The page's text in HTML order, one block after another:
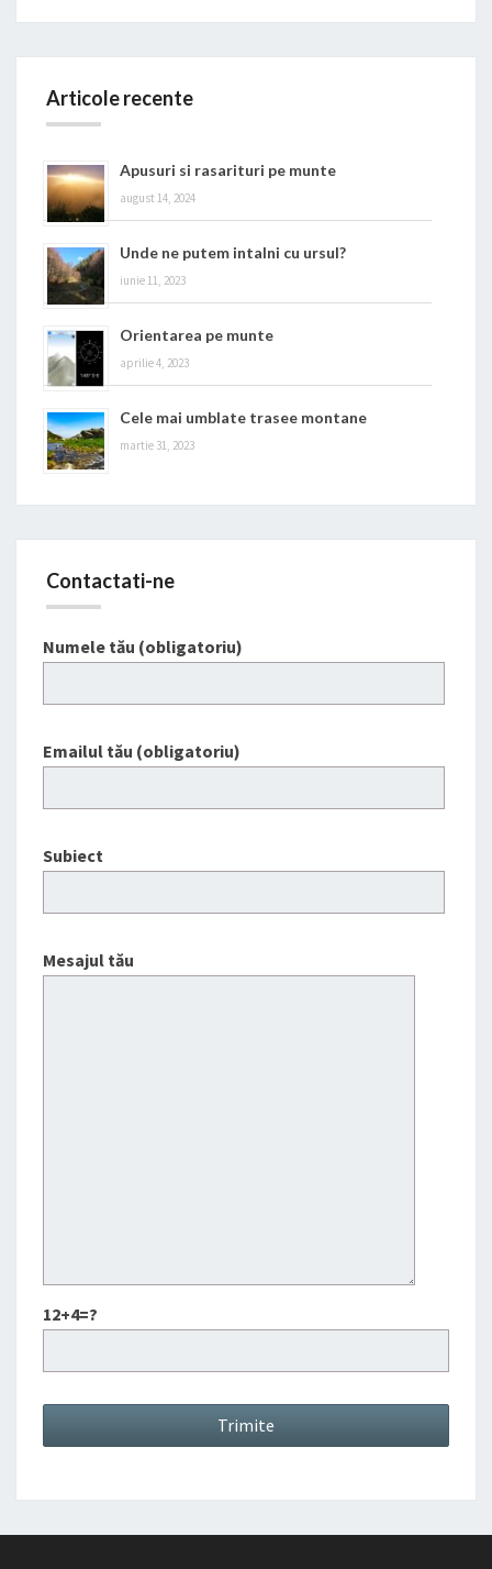
Articole recente
Apusuri si rasarituri pe munte
august 14, 2024
Unde ne putem intalni cu ursul?
iunie 11, 2023
Orientarea pe munte
aprilie 4, 2023
Cele mai umblate trasee montane
martie 31, 2023
Contactati-ne
Numele tău (obligatoriu)
Emailul tău (obligatoriu)
Subiect
Mesajul tău
12+4=?